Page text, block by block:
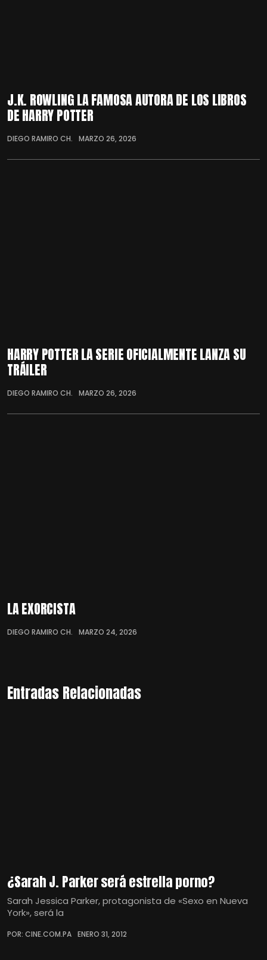
J.K. ROWLING LA FAMOSA AUTORA DE LOS LIBROS
DE HARRY POTTER
DIEGO RAMIRO CH. MARZO 26, 2026
HARRY POTTER LA SERIE OFICIALMENTE LANZA SU
TRÁILER
DIEGO RAMIRO CH. MARZO 26, 2026
LA EXORCISTA
DIEGO RAMIRO CH. MARZO 24, 2026
Entradas Relacionadas
¿Sarah J. Parker será estrella porno?
Sarah Jessica Parker, protagonista de «Sexo en Nueva
York», será la
POR: CINE.COM.PA ENERO 31, 2012